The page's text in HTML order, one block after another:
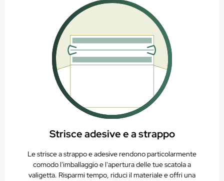
Strisce adesive e a strappo
Le strisce a strappo e adesive rendono particolarmente
comodo l'imballaggio e l'apertura delle tue scatola a
valigetta. Risparmi tempo, riduci il materiale e offri una